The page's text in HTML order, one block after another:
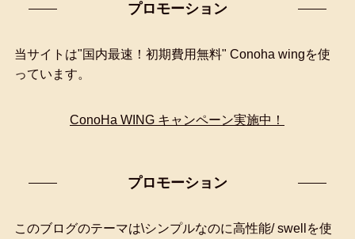
索
プロモーション
当サイトは"国内最速！初期費用無料" Conoha wingを使
っています。
ConoHa WING キャンペーン実施中！
プロモーション
このブログのテーマは\シンプルなのに高性能/ swellを使